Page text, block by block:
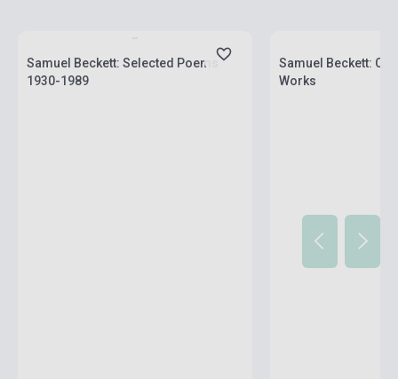
Samuel Beckett: Selected Poems
1930-1989
Samuel Beckett:
Works